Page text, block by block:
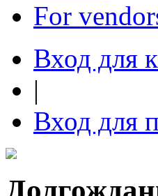
For
Вход для
|
Вход для